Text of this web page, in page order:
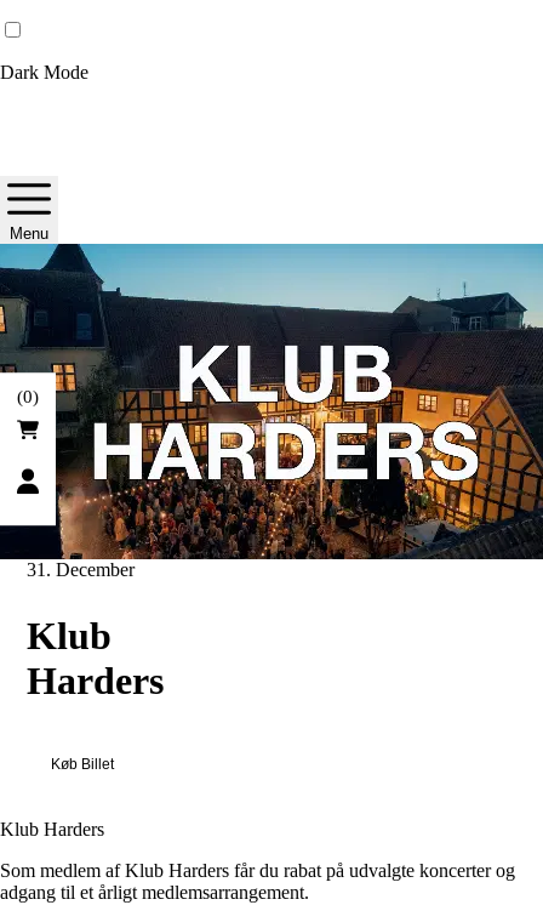
Dark Mode
Menu
31. December
Klub
Harders
Køb Billet
Klub Harders
Som medlem af Klub Harders får du rabat på udvalgte koncerter og
adgang til et årligt medlemsarrangement.
(0)